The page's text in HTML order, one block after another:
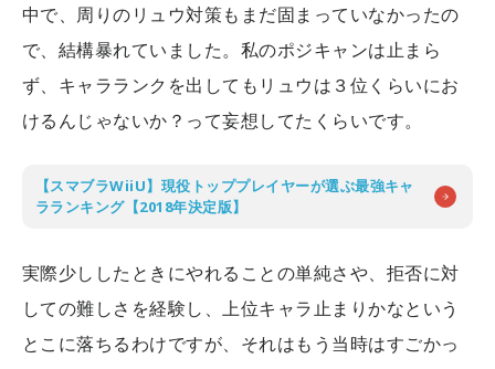
中で、周りのリュウ対策もまだ固まっていなかったの
で、結構暴れていました。私のポジキャンは止まら
ず、キャラランクを出してもリュウは３位くらいにお
けるんじゃないか？って妄想してたくらいです。
【スマブラWiiU】現役トッププレイヤーが選ぶ最強キャ
ラランキング【2018年決定版】
実際少ししたときにやれることの単純さや、拒否に対
しての難しさを経験し、上位キャラ止まりかなという
とこに落ちるわけですが、それはもう当時はすごかっ